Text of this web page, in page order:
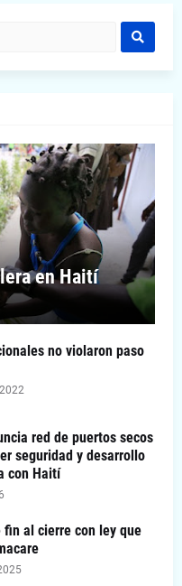
en Haití
no violaron paso
red de puertos secos
seguridad y desarrollo
con Haití
fin al cierre con ley que